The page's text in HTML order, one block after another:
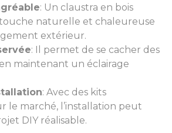
: Un claustra en bois
naturelle et chaleureuse
extérieur.
: Il permet de se cacher des
maintenant un éclairage
: Avec des kits
le marché, l’installation peut
DIY réalisable.